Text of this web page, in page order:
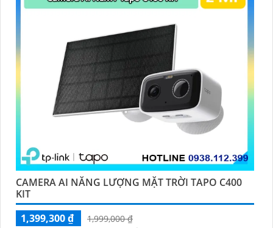
CAMERA AI NĂNG LƯỢNG MẶT TRỜI TAPO C400
KIT
1,399,300 ₫
1,999,000 ₫